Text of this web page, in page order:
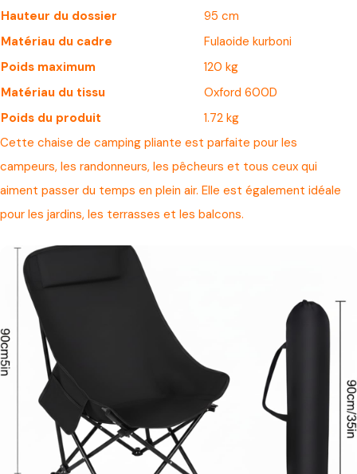
Hauteur du dossier
95 cm
Matériau du cadre
Fulaoide kurboni
Poids maximum
120 kg
Matériau du tissu
Oxford 600D
Poids du produit
1.72 kg
Cette chaise de camping pliante est parfaite pour les
campeurs, les randonneurs, les pêcheurs et tous ceux qui
aiment passer du temps en plein air. Elle est également idéale
pour les jardins, les terrasses et les balcons.